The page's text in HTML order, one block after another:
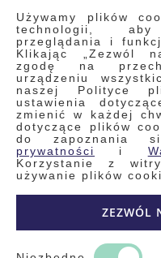
Używamy plików
technologii,
przeglądania i
Klikając „Zezwól
zgodę na
urządzeniu
naszej Polityce
ustawienia
zmienić w każdej
dotyczące plików
do
prywatności
i
Korzystanie z
używanie plików
ZEZWÓL
INFORMACJE
Regulamin
Polityka prywatności i
Wyszukiwane frazy
Wyszukiwanie
Zamówienia
Skontaktuj się z nami
Odstąp od umowy
Kontakt